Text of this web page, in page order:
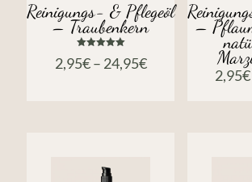
Reinigungs- & Pflegeöl
– Traubenkern
mit
2,95€– 24,95€
–
2,95€